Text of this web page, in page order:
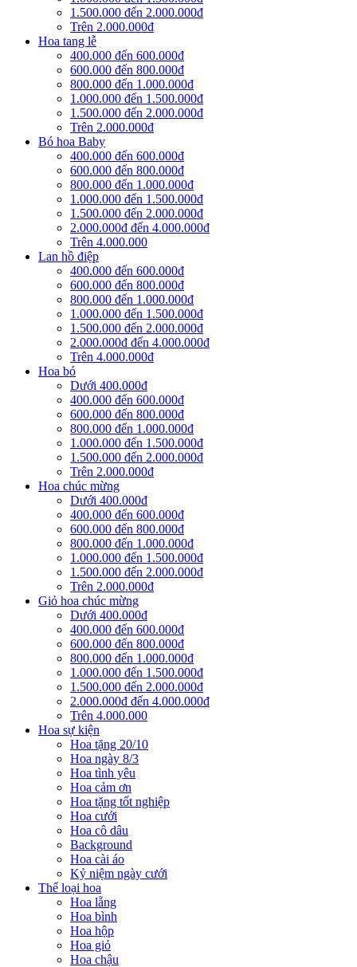
1.500.000 đến 2.000.000đ
Trên 2.000.000đ
Hoa tang lễ
400.000 đến 600.000đ
600.000 đến 800.000đ
800.000 đến 1.000.000đ
1.000.000 đến 1.500.000đ
1.500.000 đến 2.000.000đ
Trên 2.000.000đ
Bó hoa Baby
400.000 đến 600.000đ
600.000 đến 800.000đ
800.000 đến 1.000.000đ
1.000.000 đến 1.500.000đ
1.500.000 đến 2.000.000đ
2.000.000đ đến 4.000.000đ
Trên 4.000.000
Lan hồ điệp
400.000 đến 600.000đ
600.000 đến 800.000đ
800.000 đến 1.000.000đ
1.000.000 đến 1.500.000đ
1.500.000 đến 2.000.000đ
2.000.000đ đến 4.000.000đ
Trên 4.000.000đ
Hoa bó
Dưới 400.000đ
400.000 đến 600.000đ
600.000 đến 800.000đ
800.000 đến 1.000.000đ
1.000.000 đến 1.500.000đ
1.500.000 đến 2.000.000đ
Trên 2.000.000đ
Hoa chúc mừng
Dưới 400.000đ
400.000 đến 600.000đ
600.000 đến 800.000đ
800.000 đến 1.000.000đ
1.000.000 đến 1.500.000đ
1.500.000 đến 2.000.000đ
Trên 2.000.000đ
Giỏ hoa chúc mừng
Dưới 400.000đ
400.000 đến 600.000đ
600.000 đến 800.000đ
800.000 đến 1.000.000đ
1.000.000 đến 1.500.000đ
1.500.000 đến 2.000.000đ
2.000.000đ đến 4.000.000đ
Trên 4.000.000
Hoa sự kiện
Hoa tặng 20/10
Hoa ngày 8/3
Hoa tình yêu
Hoa cảm ơn
Hoa tặng tốt nghiệp
Hoa cưới
Hoa cô dâu
Background
Hoa cài áo
Kỷ niệm ngày cưới
Thể loại hoa
Hoa lẵng
Hoa bình
Hoa hộp
Hoa giỏ
Hoa chậu